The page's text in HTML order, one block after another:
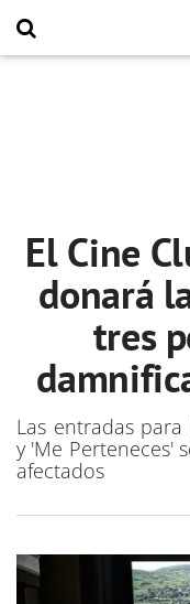
El Cine
donará
tres
Las entradas para
y 'Me Perteneces'
afectados